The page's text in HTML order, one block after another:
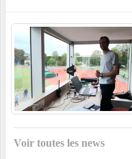
Voir toutes les news